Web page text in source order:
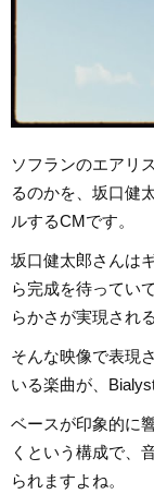
ソフランのエアリ
るのかを、坂口健
ルするCMです。
坂口健太郎さんは
ら完成を待ってい
らかさが実現され
そんな映像で表現
いる楽曲が、
ベースが印象的に
くという構成で、
られますよね。